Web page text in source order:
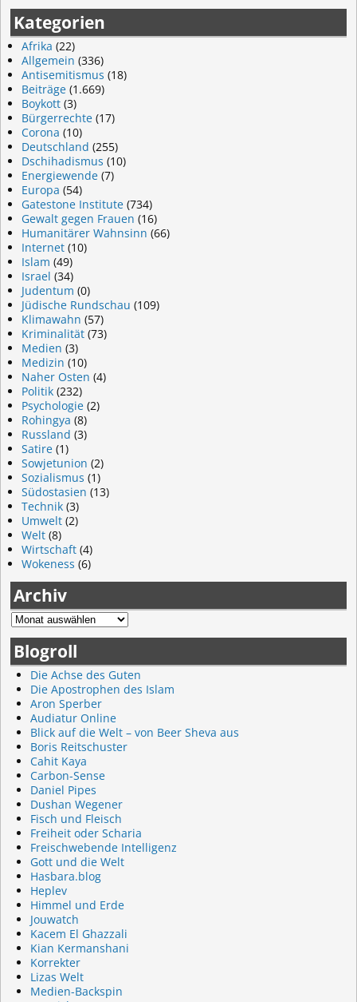
Kategorien
Afrika (22)
Allgemein (336)
Antisemitismus (18)
Beiträge (1.669)
Boykott (3)
Bürgerrechte (17)
Corona (10)
Deutschland (255)
Dschihadismus (10)
Energiewende (7)
Europa (54)
Gatestone Institute (734)
Gewalt gegen Frauen (16)
Humanitärer Wahnsinn (66)
Internet (10)
Islam (49)
Israel (34)
Judentum (0)
Jüdische Rundschau (109)
Klimawahn (57)
Kriminalität (73)
Medien (3)
Medizin (10)
Naher Osten (4)
Politik (232)
Psychologie (2)
Rohingya (8)
Russland (3)
Satire (1)
Sowjetunion (2)
Sozialismus (1)
Südostasien (13)
Technik (3)
Umwelt (2)
Welt (8)
Wirtschaft (4)
Wokeness (6)
Archiv
Blogroll
Die Achse des Guten
Die Apostrophen des Islam
Aron Sperber
Audiatur Online
Blick auf die Welt – von Beer Sheva aus
Boris Reitschuster
Cahit Kaya
Carbon-Sense
Daniel Pipes
Dushan Wegener
Fisch und Fleisch
Freiheit oder Scharia
Freischwebende Intelligenz
Gott und die Welt
Hasbara.blog
Heplev
Himmel und Erde
Jouwatch
Kacem El Ghazzali
Kian Kermanshani
Korrekter
Lizas Welt
Medien-Backspin